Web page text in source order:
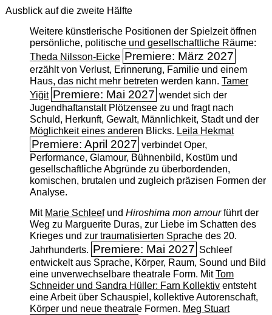
Ausblick auf die zweite Hälfte
Weitere künstlerische Positionen der Spielzeit öffnen
persönliche, politische und gesellschaftliche Räume:
Theda Nilsson-Eicke Premiere: März 2027
erzählt von Verlust, Erinnerung, Familie und einem
Haus, das nicht mehr betreten werden kann. Tamer
Yiğit Premiere: Mai 2027 wendet sich der
Jugendhaftanstalt Plötzensee zu und fragt nach
Schuld, Herkunft, Gewalt, Männlichkeit, Stadt und der
Möglichkeit eines anderen Blicks. Leila Hekmat
Premiere: April 2027 verbindet Oper,
Performance, Glamour, Bühnenbild, Kostüm und
gesellschaftliche Abgründe zu überbordenden,
komischen, brutalen und zugleich präzisen Formen der
Analyse.
Mit Marie Schleefund Hiroshima mon amourführt der
Weg zu Marguerite Duras, zur Liebe im Schatten des
Krieges und zur traumatisierten Sprache des 20.
Jahrhunderts. Premiere: Mai 2027 Schleef
entwickelt aus Sprache, Körper, Raum, Sound und Bild
eine unverwechselbare theatrale Form. MitTom
Schneider und Sandra Hüller: Farn Kollektiventsteht
eine Arbeit über Schauspiel, kollektive Autorenschaft,
Körper und neue theatrale Formen. Meg Stuart